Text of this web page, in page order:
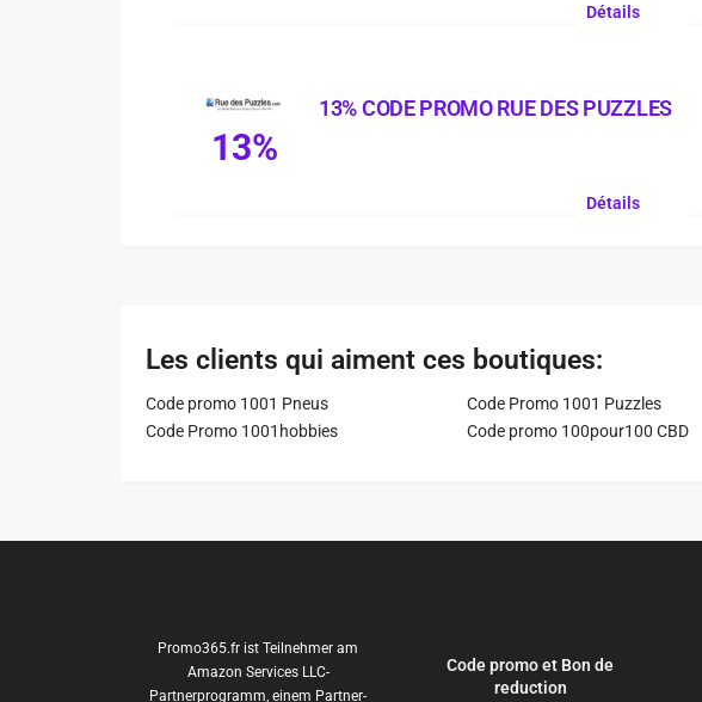
Détails
13%
13% CODE PROMO RUE DES PUZZLES
Détails
Les clients qui aiment ces boutiques:
Code promo 1001 Pneus Code Promo 1001 Puzzles
Code Promo 1001hobbies
Code promo 100pour100 CBD
Promo365.fr ist Teilnehmer am
Amazon Services LLC-
Partnerprogramm, einem Partner-
Code promo et Bon de
reduction